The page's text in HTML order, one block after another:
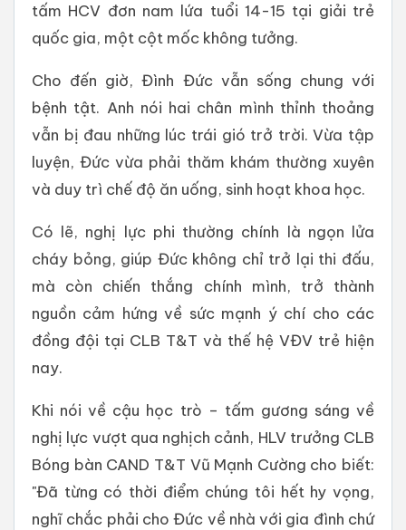
tấm HCV đơn nam lứa tuổi 14-15 tại giải trẻ
quốc gia, một cột mốc không tưởng.
Cho đến giờ, Đình Đức vẫn sống chung với
bệnh tật. Anh nói hai chân mình thỉnh thoảng
vẫn bị đau những lúc trái gió trở trời. Vừa tập
luyện, Đức vừa phải thăm khám thường xuyên
và duy trì chế độ ăn uống, sinh hoạt khoa học.
Có lẽ, nghị lực phi thường chính là ngọn lửa
cháy bỏng, giúp Đức không chỉ trở lại thi đấu,
mà còn chiến thắng chính mình, trở thành
nguồn cảm hứng về sức mạnh ý chí cho các
đồng đội tại CLB T&T và thế hệ VĐV trẻ hiện
nay.
Khi nói về cậu học trò – tấm gương sáng về
nghị lực vượt qua nghịch cảnh, HLV trưởng CLB
Bóng bàn CAND T&T Vũ Mạnh Cường cho biết:
"Đã từng có thời điểm chúng tôi hết hy vọng,
nghĩ chắc phải cho Đức về nhà với gia đình chứ